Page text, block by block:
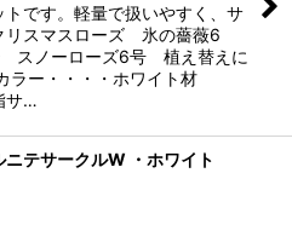
です。軽量で扱いやすく、サ
リスマスローズ 氷の薔薇6
ノーローズ6号 植え替えに
ラー・・・・ホワイト材
サ…
テサークルW ・ホワイト